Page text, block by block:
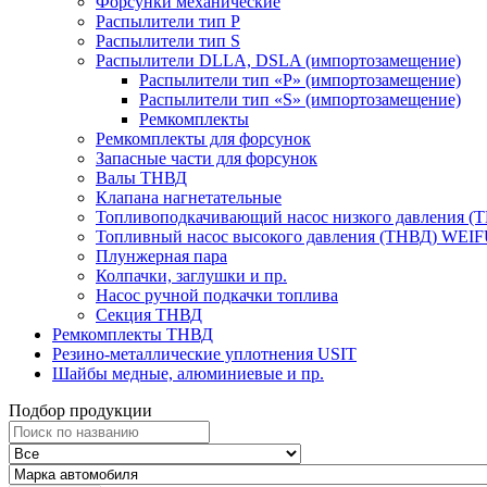
Распылители тип P
Распылители тип S
Распылители DLLA, DSLA (импортозамещение)
Распылители тип «Р» (импортозамещение)
Распылители тип «S» (импортозамещение)
Ремкомплекты
Ремкомплекты для форсунок
Запасные части для форсунок
Валы ТНВД
Клапана нагнетательные
Топливоподкачивающий насос низкого давления
Топливный насос высокого давления (ТНВД)
Плунжерная пара
Колпачки, заглушки и пр.
Насос ручной подкачки топлива
Секция ТНВД
Ремкомплекты ТНВД
Резино-металлические уплотнения USIT
Шайбы медные, алюминиевые и пр.
Подбор продукции